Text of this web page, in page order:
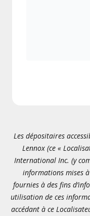
Les dépositaires
Lennox (ce «
International Inc. (y
informations mises
fournies à des fins
utilisation de ces
accédant à ce